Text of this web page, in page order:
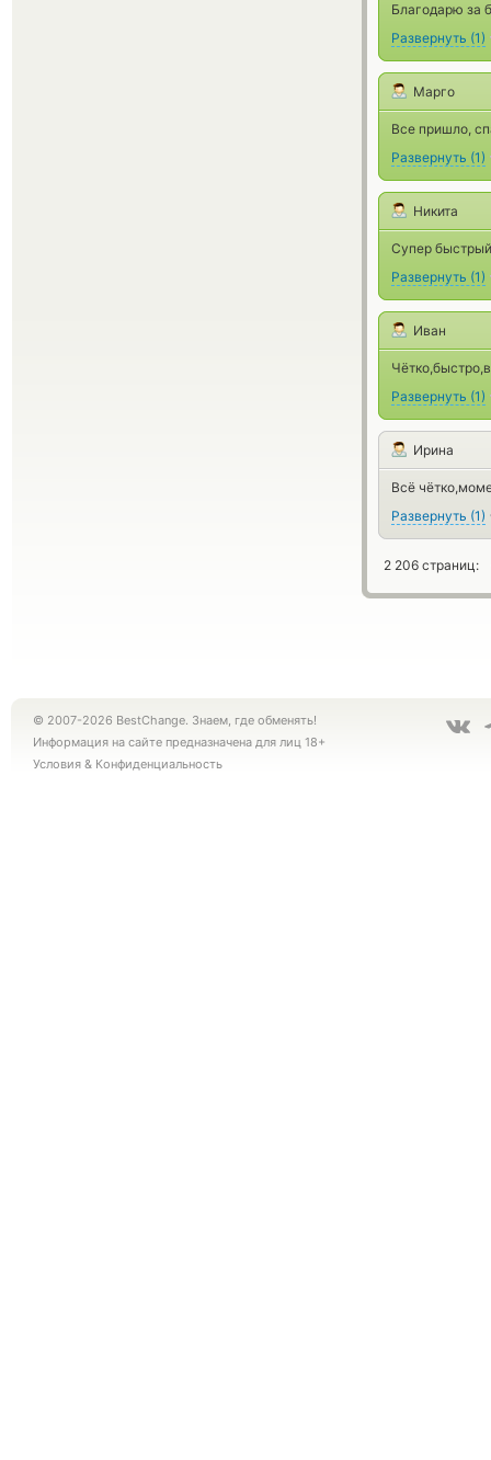
Благодарю за
Развернуть (1)
Марго
Все пришло,
Развернуть (1)
Никита
Супер
Развернуть (1)
Иван
Развернуть (1)
Ирина
Всё
Развернуть (1)
2 206 страниц:
© 2007-2026 BestChange. Знаем, где обменять!
Информация на сайте предназначена для лиц 18+
Условия & Конфиденциальность